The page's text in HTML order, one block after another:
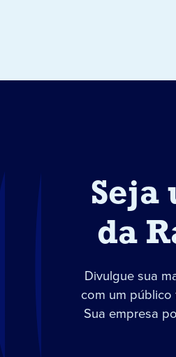
Seja
da
Divulgue sua
com um público
Sua empresa